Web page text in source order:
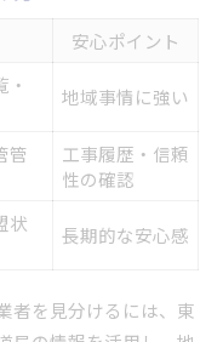
安心ポイント
地域事情に強い
管
工事履歴・信頼
性の確認
状
長期的な安心感
者を見分けるには、東